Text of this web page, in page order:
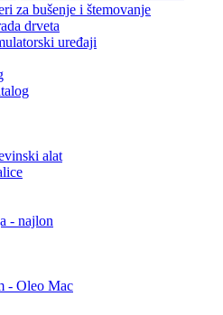
za bušenje i štemovanje
drveta
uređaji
alat
- najlon
- Oleo Mac